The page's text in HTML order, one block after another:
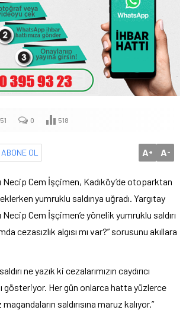
0 518
ABONE OL A+ A-
Necip Cem İşçimen, Kadıköy’de otoparktan
yumruklu saldırıya uğradı. Yargıtay
Necip Cem İşçimen’e yönelik yumruklu saldırı
cezasızlık algısı mı var?” sorusunu akıllara
ne yazık ki cezalarımızın caydırıcı
gösteriyor. Her gün onlarca hatta yüzlerce
saldırısına maruz kalıyor.”